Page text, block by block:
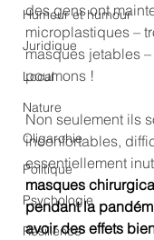
Humeur et humour
Juridique
Local
Nature
Oligarchie
Politique
Psychologie
Résilience
des gens ont
microplastiques –
masques jetables
poumons !
Non seulement ils
inconfortables,
essentiellement
masques
pendant la
avoir des effets